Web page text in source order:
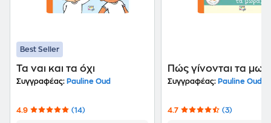
Best Seller
Τα ναι και τα όχι
Συγγραφέας: Pauline Oud
4.9 (14)
Πώς γίνονται τα
Συγγραφέας: Pauline Oud
4.7 (3)